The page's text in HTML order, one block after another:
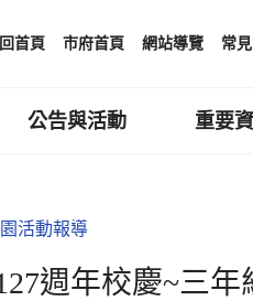
回首頁 市府首頁 網站導覽 常
公告與活動 重要
活動報導
週年校慶~三年